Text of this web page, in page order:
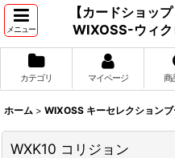
メニュー
【カードショッ
WIXOSS-ウィク
カテゴリ マイページ 商
ホーム > WIXOSS キーセレクション
WXK10 コリジョン